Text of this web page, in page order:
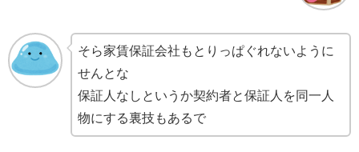
そら家賃保証会社もとりっぱぐれないように
せんとな
保証人なしというか契約者と保証人を同一人
物にする裏技もあるで